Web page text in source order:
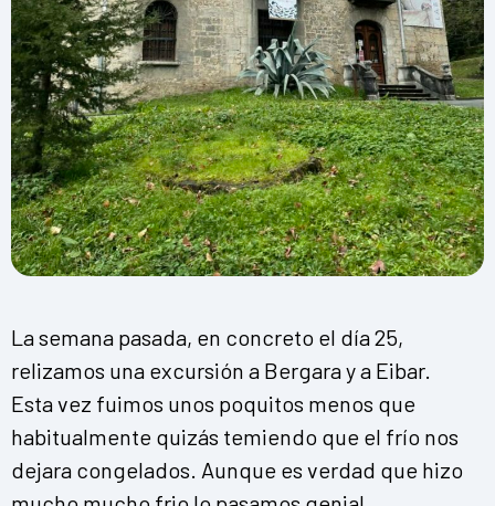
La semana pasada, en concreto el día 25,
relizamos una excursión a Bergara y a Eibar.
Esta vez fuimos unos poquitos menos que
habitualmente quizás temiendo que el frío nos
dejara congelados. Aunque es verdad que hizo